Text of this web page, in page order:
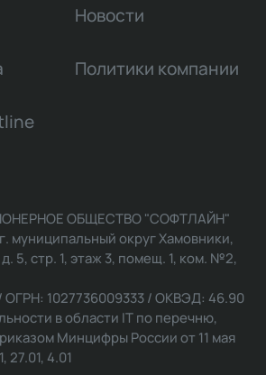
Новости
Политики компании
ОБЩЕСТВО "СОФТЛАЙН"
муниципальный округ Хамовники,
5, стр. 1, этаж 3, помещ. 1, ком. №2,
ОГРН: 1027736009333 / ОКВЭД: 46.90
в области IT по перечню,
Минцифры России от 11 мая
27.01, 4.01